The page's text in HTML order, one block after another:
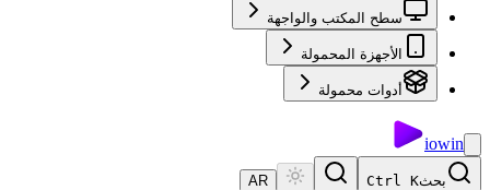
سطح المكتب والواجهة
الأجهزة المحمولة
أدوات محمولة
iowin
بحثCtrl K
AR